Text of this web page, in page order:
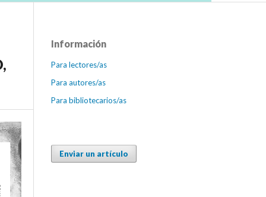
Información
Para lectores/as
Para autores/as
Para bibliotecarios/as
Enviar un artículo